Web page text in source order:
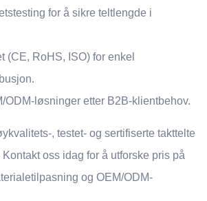
for å sikre teltlengde i
(CE, RoHS, ISO) for enkel
ODM-løsninger etter B2B-klientbehov.
, testet- og sertifiserte takttelte
oss idag for å utforske pris på
og OEM/ODM-